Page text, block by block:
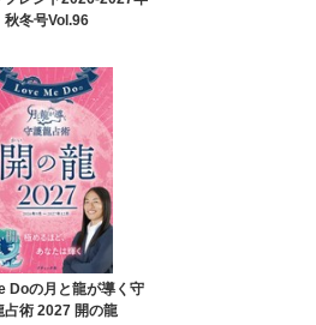
秋冬号Vol.96
Doの月と龍が導く守
占術 2027 開の龍